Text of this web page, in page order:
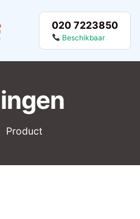
020 7223850
Beschikbaar
Product